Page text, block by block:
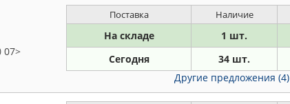
07>
Поставка Наличие
На складе 1 шт.
Сегодня 34 шт.
Другие предложения (4)